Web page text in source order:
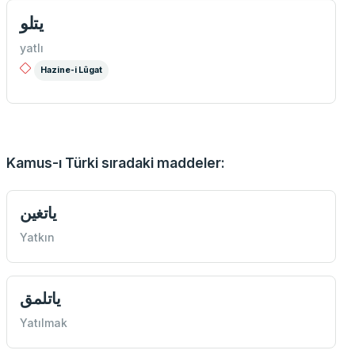
يتلو
yatlı
Hazine-i Lûgat
Kamus-ı Türki sıradaki maddeler:
ياتغين
Yatkın
ياتلمق
Yatılmak